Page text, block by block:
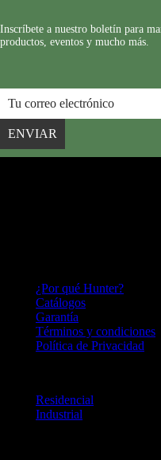
Inscríbete a nuestro boletín para
productos, eventos y mucho más.
ENVIAR
¿Por qué Hunter?
Catálogos
Garantía
Términos y condiciones
Política de Privacidad
Residencial
Industrial